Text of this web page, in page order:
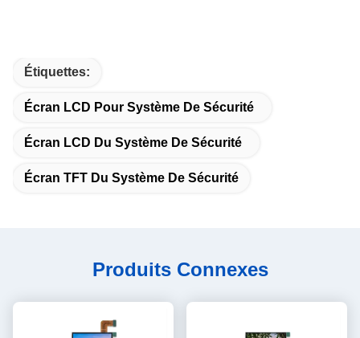
Étiquettes:
Écran LCD Pour Système De Sécurité
Écran LCD Du Système De Sécurité
Écran TFT Du Système De Sécurité
Produits Connexes